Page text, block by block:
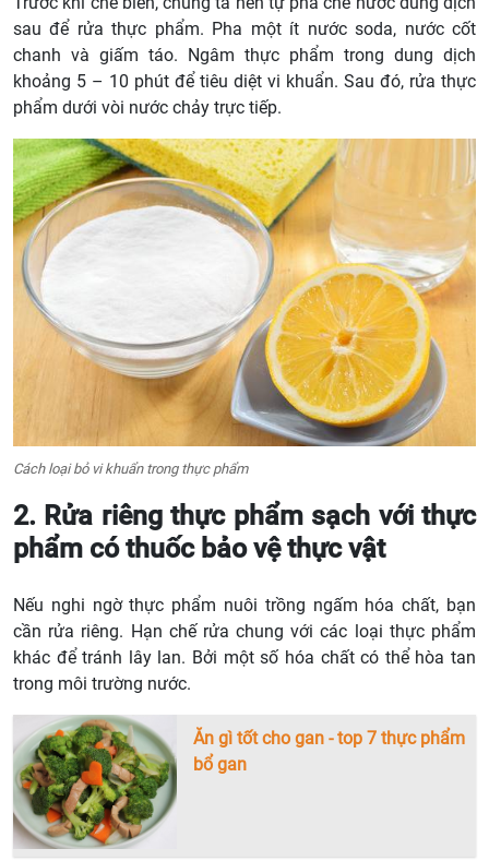
sau để rửa thực phẩm. Pha một ít nước soda, nước cốt
chanh và giấm táo. Ngâm thực phẩm trong dung dịch
khoảng 5 – 10 phút để tiêu diệt vi khuẩn. Sau đó, rửa thực
phẩm dưới vòi nước chảy trực tiếp.
Cách loại bỏ vi khuẩn trong thực phẩm
2. Rửa riêng thực phẩm sạch với thực
phẩm có thuốc bảo vệ thực vật
Nếu nghi ngờ thực phẩm nuôi trồng ngấm hóa chất, bạn
cần rửa riêng. Hạn chế rửa chung với các loại thực phẩm
khác để tránh lây lan. Bởi một số hóa chất có thể hòa tan
trong môi trường nước.
Ăn gì tốt cho gan - top 7 thực phẩm
bổ gan